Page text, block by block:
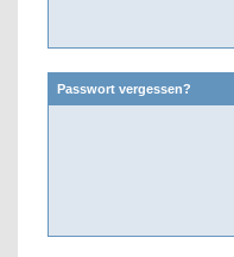
Passwort vergessen?